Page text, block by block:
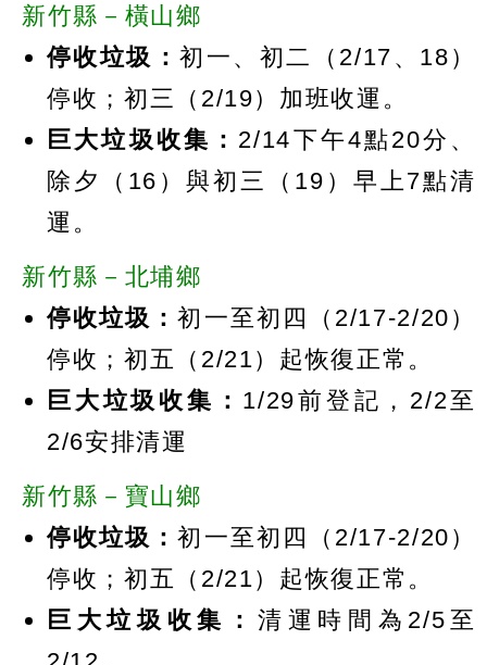
新竹縣－橫山鄉
停收垃圾：初一、初二（2/17、18）
停收；初三（2/19）加班收運。
巨大垃圾收集： 2/14下午4點20分、
除夕（16）與初三（19）早上7點清
運。
新竹縣－北埔鄉
停收垃圾：初一至初四（2/17-2/20）
停收；初五（2/21）起恢復正常。
巨大垃圾收集： 1/29前登記，2/2至
2/6安排清運
新竹縣－寶山鄉
停收垃圾：初一至初四（2/17-2/20）
停收；初五（2/21）起恢復正常。
巨大垃圾收集： 清運時間為2/5至